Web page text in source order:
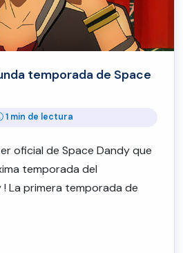
temporada de Space
1 min de lectura
oficial de Space Dandy que
temporada del
! La primera temporada de